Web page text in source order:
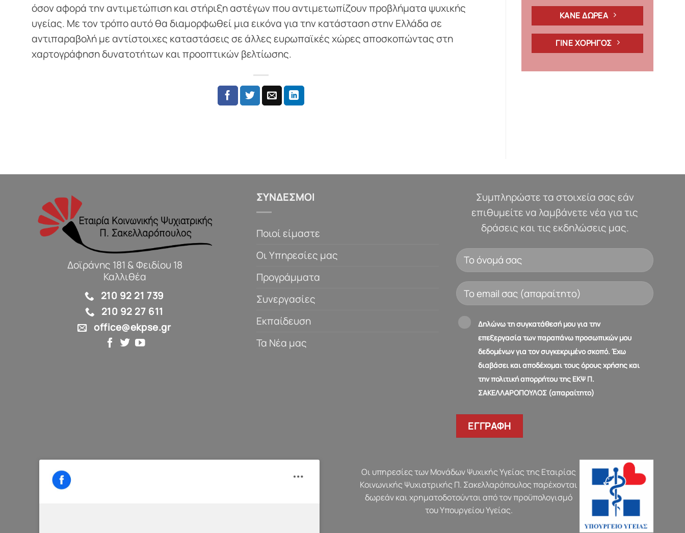
όσον αφορά την αντιμετώπιση και στήριξη αστέγων που αντιμετωπίζουν προβλήματα ψυχικής
υγείας. Με τον τρόπο αυτό θα διαμορφωθεί μια εικόνα για την κατάσταση στην Ελλάδα σε
αντιπαραβολή με αντίστοιχες καταστάσεις σε άλλες ευρωπαϊκές χώρες αποσκοπώντας στη
χαρτογράφηση δυνατοτήτων και προοπτικών βελτίωσης.
ΚΑΝΕ ΔΩΡΕΑ
ΓΙΝΕ ΧΟΡΗΓΟΣ
Δοϊράνης 181 & Φειδίου 18
Καλλιθέα
210 92 21 739
210 92 27 611
office@ekpse.gr
ΣΥΝΔΕΣΜΟΙ
Ποιοί είμαστε
Οι Υπηρεσίες μας
Προγράμματα
Συνεργασίες
Εκπαίδευση
Τα Νέα μας
Συμπληρώστε τα στοιχεία σας εάν
επιθυμείτε να λαμβάνετε νέα για τις
δράσεις και τις εκδηλώσεις μας.
Δηλώνω τη συγκατάθεσή μου για την
επεξεργασία των παραπάνω προσωπικών μου
δεδομένων για τον συγκεκριμένο σκοπό. Έχω
διαβάσει και αποδέχομαι τους όρους χρήσης και
την πολιτική απορρήτου της ΕΚΨ Π.
ΣΑΚΕΛΛΑΡΟΠΟΥΛΟΣ (απαραίτητο)
Οι υπηρεσίες των Μονάδων Ψυχικής Υγείας της Εταιρίας
Κοινωνικής Ψυχιατρικής Π. Σακελλαρόπουλος παρέχονται
δωρεάν και χρηματοδοτούνται από τον προϋπολογισμό
του Υπουργείου Υγείας.